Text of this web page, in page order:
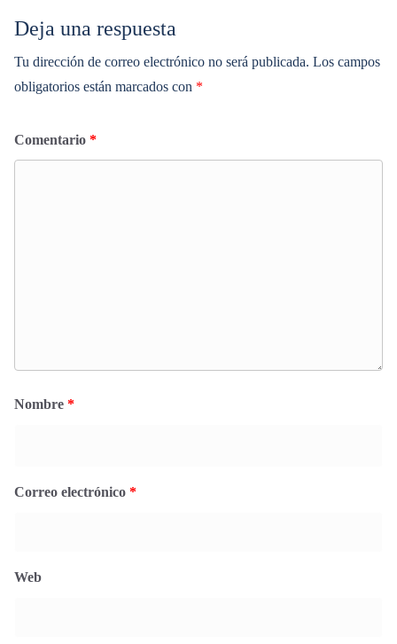
Deja una respuesta
Tu dirección de correo electrónico no será publicada. Los campos
obligatorios están marcados con *
Comentario *
Nombre *
Correo electrónico *
Web